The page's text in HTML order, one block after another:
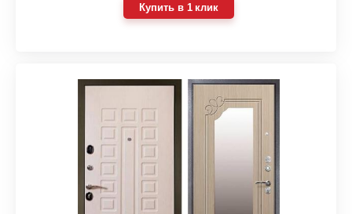
Купить в 1 клик